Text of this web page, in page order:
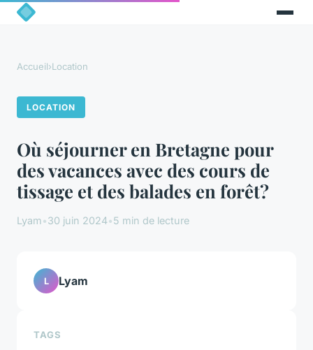
Accueil›Location
LOCATION
Où séjourner en Bretagne pour
des vacances avec des cours de
tissage et des balades en forêt?
Lyam•30 juin 2024•5 min de lecture
L Lyam
TAGS